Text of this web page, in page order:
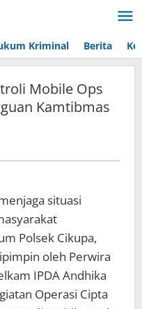
Kriminal Berita
Mobile Ops
Kamtibmas
situasi
Polsek Cikupa,
oleh Perwira
IPDA Andhika
Operasi Cipta